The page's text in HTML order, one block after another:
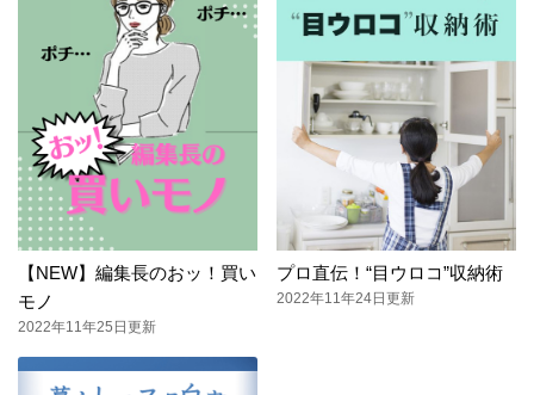
【NEW】編集長のおッ！買い
モノ
2022年11年25日更新
プロ直伝！“目ウロコ”収納術
2022年11年24日更新